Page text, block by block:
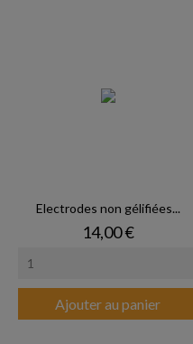
Electrodes non gélifiées...
Prix
14,00 €
Ajouter au panier